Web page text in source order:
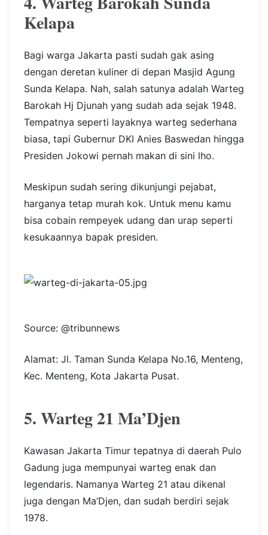
Kelapa
Bagi warga Jakarta pasti sudah gak asing
dengan deretan kuliner di depan Masjid Agung
Sunda Kelapa. Nah, salah satunya adalah Warteg
Barokah Hj Djunah yang sudah ada sejak 1948.
Tempatnya seperti layaknya warteg sederhana
biasa, tapi Gubernur DKI Anies Baswedan hingga
Presiden Jokowi pernah makan di sini lho.
Meskipun sudah sering dikunjungi pejabat,
harganya tetap murah kok. Untuk menu kamu
bisa cobain rempeyek udang dan urap seperti
kesukaannya bapak presiden.
Source: @tribunnews
Alamat: Jl. Taman Sunda Kelapa No.16, Menteng,
Kec. Menteng, Kota Jakarta Pusat.
5. Warteg 21 Ma’Djen
Kawasan Jakarta Timur tepatnya di daerah Pulo
Gadung juga mempunyai warteg enak dan
legendaris. Namanya Warteg 21 atau dikenal
juga dengan Ma’Djen, dan sudah berdiri sejak
1978.